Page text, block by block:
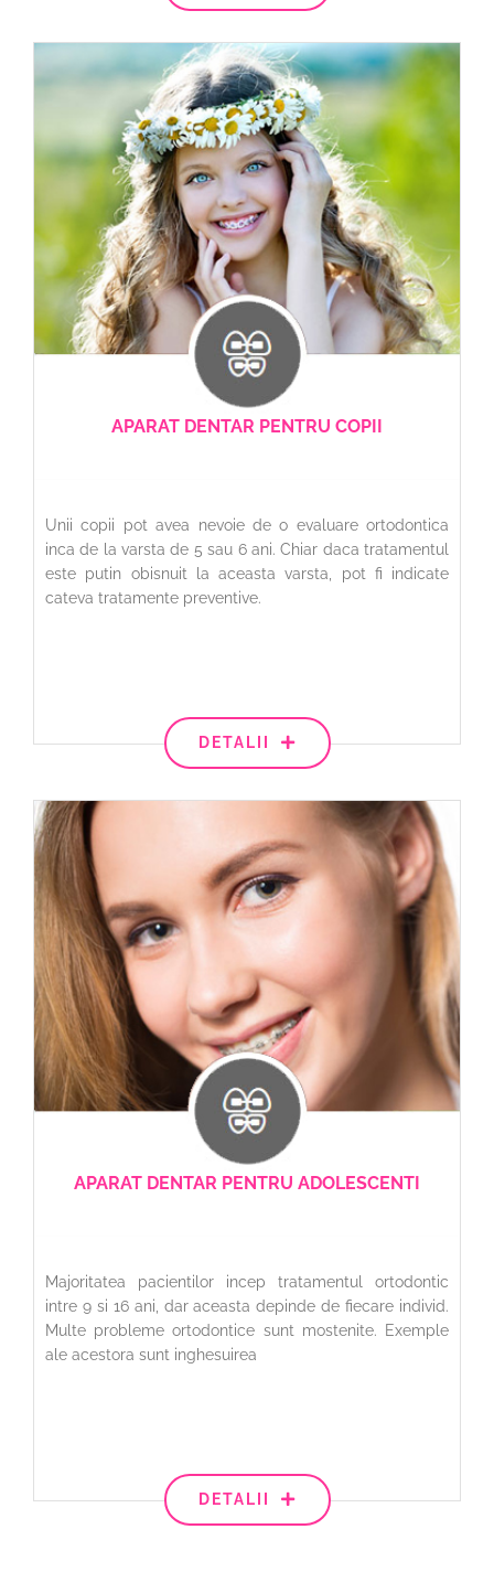
APARAT DENTAR PENTRU COPII
Unii copii pot avea nevoie de o evaluare ortodontica
inca de la varsta de 5 sau 6 ani. Chiar daca tratamentul
este putin obisnuit la aceasta varsta, pot fi indicate
cateva tratamente preventive.
DETALII
APARAT DENTAR PENTRU ADOLESCENTI
Majoritatea pacientilor incep tratamentul ortodontic
intre 9 si 16 ani, dar aceasta depinde de fiecare individ.
Multe probleme ortodontice sunt mostenite. Exemple
ale acestora sunt inghesuirea
DETALII